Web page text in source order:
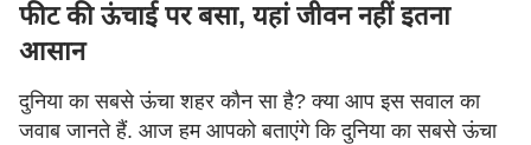
फीट की ऊंचाई पर बसा, यहां जीवन नहीं इतना
आसान
दुनिया का सबसे ऊंचा शहर कौन सा है? क्या आप इस सवाल का
जवाब जानते हैं. आज हम आपको बताएंगे कि दुनिया का सबसे ऊंचा